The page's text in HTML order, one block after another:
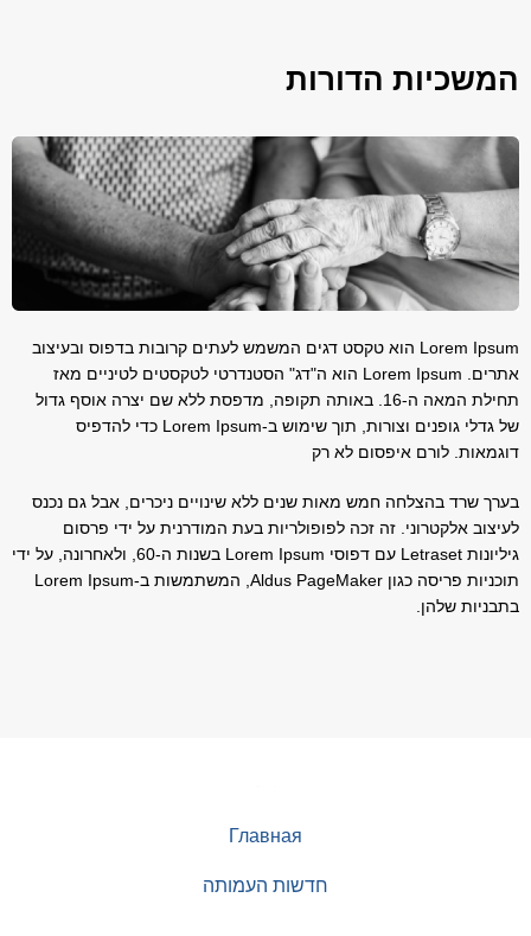
המשכיות הדורות
Lorem Ipsum הוא טקסט דגים המשמש לעתים קרובות בדפוס ובעיצוב
אתרים. Lorem Ipsum הוא ה"דג" הסטנדרטי לטקסטים לטיניים מאז
תחילת המאה ה-16. באותה תקופה, מדפסת ללא שם יצרה אוסף גדול
של גדלי גופנים וצורות, תוך שימוש ב-Lorem Ipsum כדי להדפיס
דוגמאות. לורם איפסום לא רק
בערך שרד בהצלחה חמש מאות שנים ללא שינויים ניכרים, אבל גם נכנס
לעיצוב אלקטרוני. זה זכה לפופולריות בעת המודרנית על ידי פרסום
גיליונות Letraset עם דפוסי Lorem Ipsum בשנות ה-60, ולאחרונה, על ידי
תוכניות פריסה כגון Aldus PageMaker, המשתמשות ב-Lorem Ipsum
בתבניות שלהן.
Главная
חדשות העמותה